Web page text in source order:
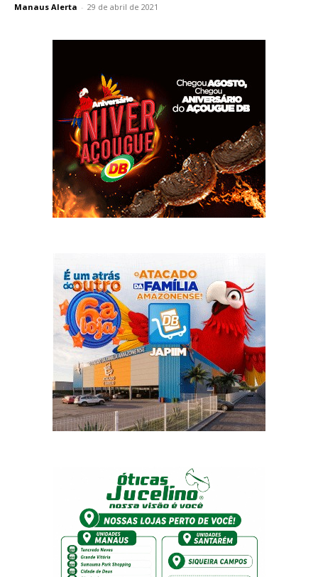
Manaus Alerta - 29 de abril de 2021